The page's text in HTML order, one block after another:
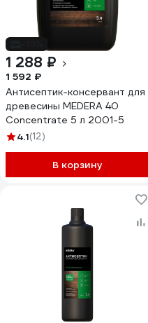
1 288 ₽
1 592 ₽
Антисептик-консервант для
древесины MEDERA 40
Concentrate 5 л 2001-5
4.1(12)
В корзину